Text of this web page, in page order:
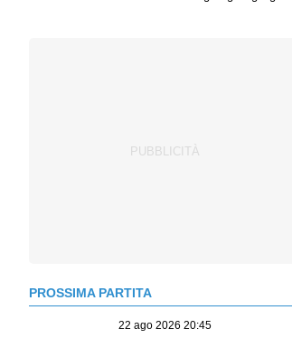
PROSSIMA PARTITA
22 ago 2026 20:45